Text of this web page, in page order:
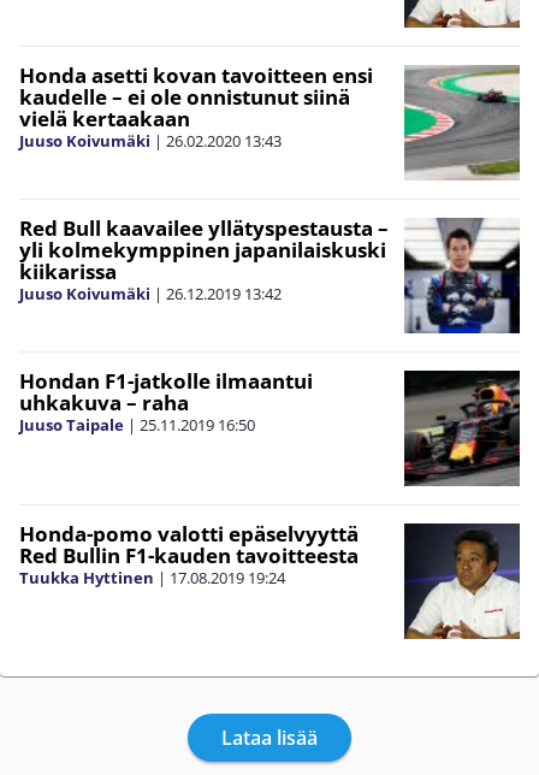
Honda asetti kovan tavoitteen ensi
kaudelle – ei ole onnistunut siinä
vielä kertaakaan
Juuso Koivumäki | 26.02.2020 13:43
Red Bull kaavailee yllätyspestausta –
yli kolmekymppinen japanilaiskuski
kiikarissa
Juuso Koivumäki | 26.12.2019 13:42
Hondan F1-jatkolle ilmaantui
uhkakuva – raha
Juuso Taipale | 25.11.2019 16:50
Honda-pomo valotti epäselvyyttä
Red Bullin F1-kauden tavoitteesta
Tuukka Hyttinen | 17.08.2019 19:24
Lataa lisää